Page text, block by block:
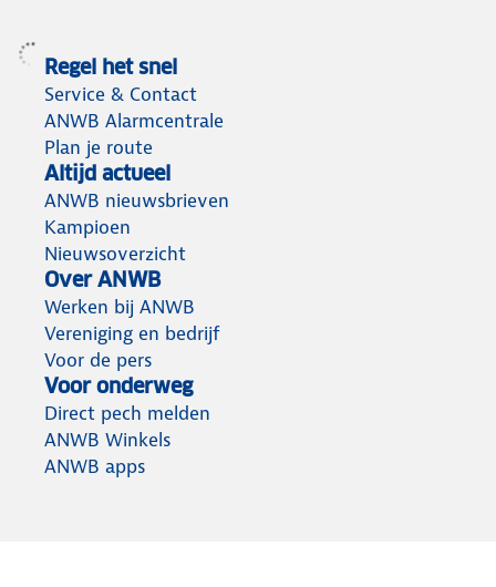
Regel het snel
Service & Contact
ANWB Alarmcentrale
Plan je route
Altijd actueel
ANWB nieuwsbrieven
Kampioen
Nieuwsoverzicht
Over ANWB
Werken bij ANWB
Vereniging en bedrijf
Voor de pers
Voor onderweg
Direct pech melden
ANWB Winkels
ANWB apps